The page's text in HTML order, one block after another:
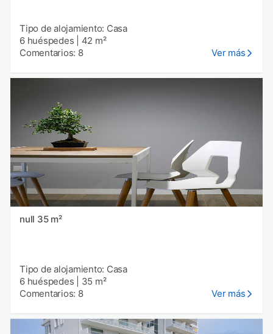
Tipo de alojamiento: Casa
6 huéspedes
42 m²
Comentarios: 8
Ver más
null 35 m²
Tipo de alojamiento: Casa
6 huéspedes
35 m²
Comentarios: 8
Ver más